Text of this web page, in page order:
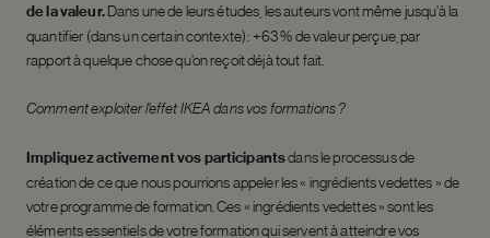
de la valeur.Dans une de leurs études, les auteurs vont même jusqu’à la
quantifier (dans un certain contexte) : + 63 % de valeur perçue, par
rapport à quelque chose qu’on reçoit déjà tout fait.
Comment exploiter l’effet IKEA dans vos formations ?
Impliquez activement vos participantsdans le processus de
création de ce que nous pourrions appeler les « ingrédients vedettes » de
votre programme de formation. Ces « ingrédients vedettes » sont les
éléments essentiels de votre formation qui servent à atteindre vos